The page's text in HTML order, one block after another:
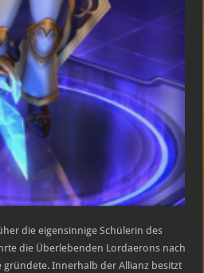
die eigensinnige Schülerin des
die Überlebenden Lordaerons nach
Innerhalb der Allianz besitzt